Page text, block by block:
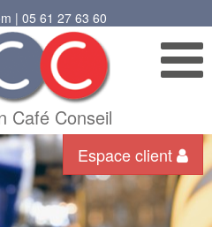
| 05 61 27 63 60
Café Conseil
Espace client